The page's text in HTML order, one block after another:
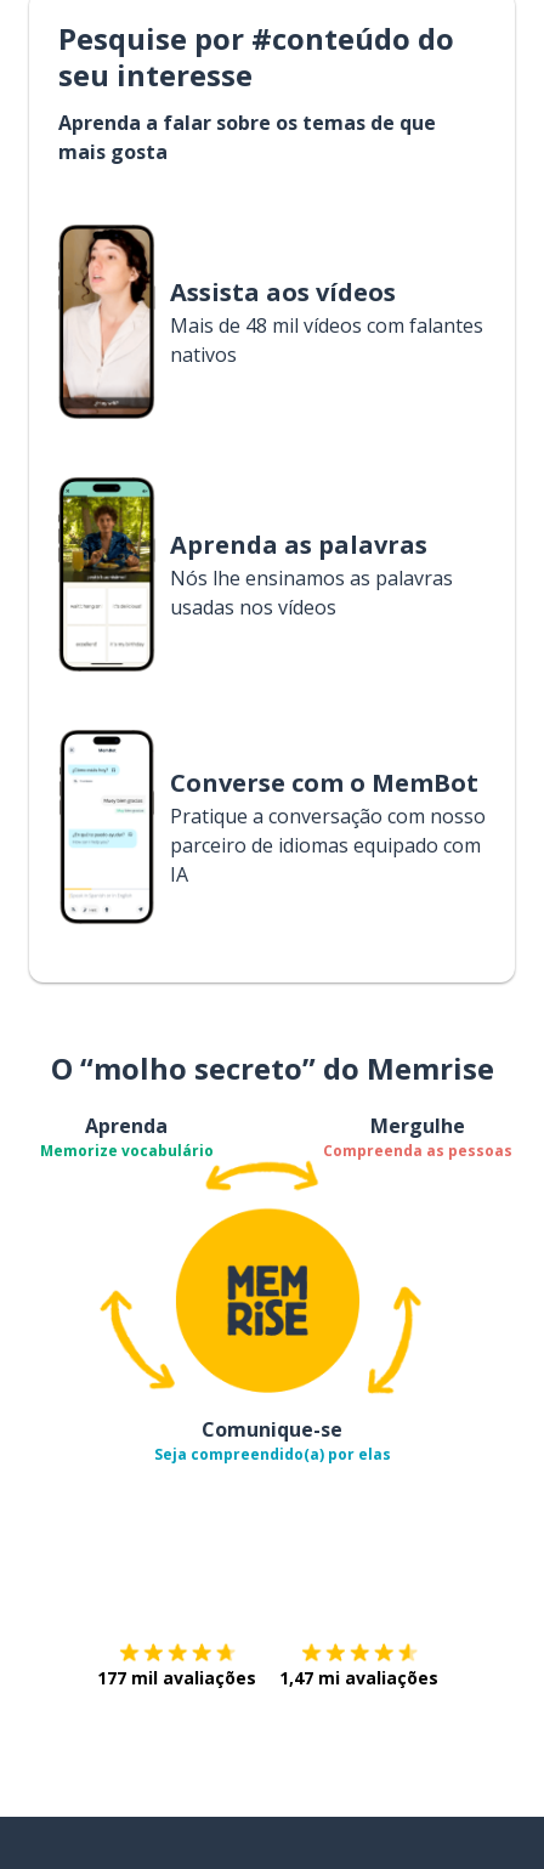
Pesquise por #conteúdo do
seu interesse
Aprenda a falar sobre os temas de que
mais gosta
Assista aos vídeos
Mais de 48 mil vídeos com falantes
nativos
Aprenda as palavras
Nós lhe ensinamos as palavras
usadas nos vídeos
Converse com o MemBot
Pratique a conversação com nosso
parceiro de idiomas equipado com
IA
O “molho secreto” do Memrise
Aprenda
Memorize vocabulário
Mergulhe
Compreenda as pessoas
Comunique-se
Seja compreendido(a) por elas
177 mil avaliações 1,47 mi avaliações